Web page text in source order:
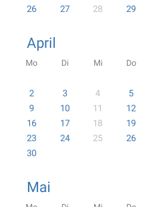
26
27 28 29
April
Mo Di Mi Do
2
3 4 5
9
10 11 12
16
17 18 19
23
24 25 26
30
Mai